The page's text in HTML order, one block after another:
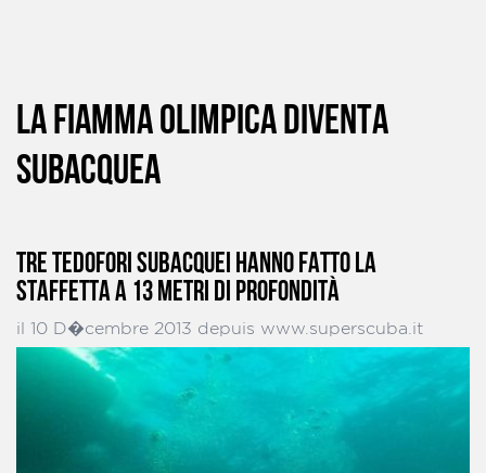
LA FIAMMA OLIMPICA DIVENTA
SUBACQUEA
TRE TEDOFORI SUBACQUEI HANNO FATTO LA
STAFFETTA A 13 METRI DI PROFONDITÀ
il 10 D�cembre 2013 depuis www.superscuba.it